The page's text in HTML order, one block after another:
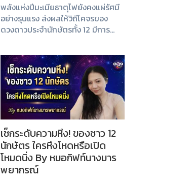
พลังแห่งปีมะเมียธาตุไฟยังคงแผ่รัศมี
อย่างรุนแรง ส่งผลให้วิถีโคจรของ
ดวงดาวประจำนักษัตรทั้ง 12 มีการ
เช็กระดับความหึง! ของชาว 12
นักษัตร ใครหึงโหดหรือเปิด
โหมดนิ่ง By หมอกิฟท์นางมาร
พยากรณ์